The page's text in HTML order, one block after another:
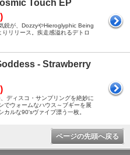
Touch EP
鋭が、DozzyやHieroglyphic Being
リリース。疾走感溢れるデトロ
- Strawberry
ディスコ・サンプリングを絶妙に
でウォームなハウス～ブギーを展
カルな90'sヴァイブ漂う一枚。
ページの先頭へ戻る